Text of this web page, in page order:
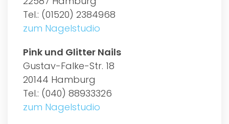
Tel.: (01520) 2384968
zum Nagelstudio
Pink und Glitter Nails
Gustav-Falke-Str. 18
20144 Hamburg
Tel.: (040) 88933326
zum Nagelstudio